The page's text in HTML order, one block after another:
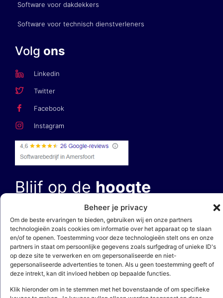
Beheer je privacy
Om de beste ervaringen te bieden, gebruiken wij en onze partners
technologieën zoals cookies om informatie over het apparaat op te slaan
en/of te openen. Toestemming voor deze technologieën stelt ons en onze
partners in staat om persoonlijke gegevens zoals surfgedrag of unieke ID's
op deze site te verwerken en om gepersonaliseerde en niet-
gepersonaliseerde advertenties te tonen. Als u geen toestemming geeft of
deze intrekt, kan dit invloed hebben op bepaalde functies.
Klik hieronder om in te stemmen met het bovenstaande of om specifieke
Software voor dakdekkers
Software voor technisch dienstverleners
Volg ons
Linkedin
Twitter
Facebook
Instagram
Blijf op de hoogte
onzeprivacy- en cookieverklaring. Deze site wordt beschermd door